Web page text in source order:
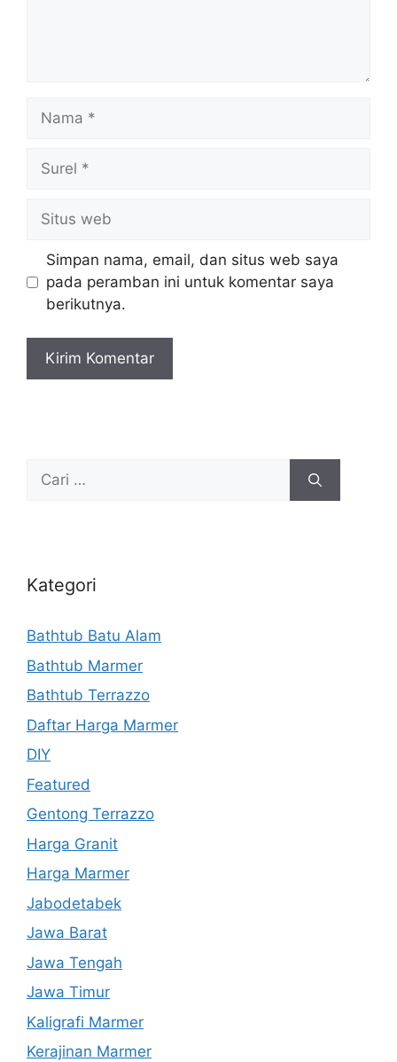
web
Simpan nama, email, dan situs web saya
pada peramban ini untuk komentar saya
berikutnya.
Cari
Kategori
Bathtub Batu Alam
Bathtub Marmer
Bathtub Terrazzo
Daftar Harga Marmer
DIY
Featured
Gentong Terrazzo
Harga Granit
Harga Marmer
Jabodetabek
Jawa Barat
Jawa Tengah
Jawa Timur
Kaligrafi Marmer
Kerajinan Marmer